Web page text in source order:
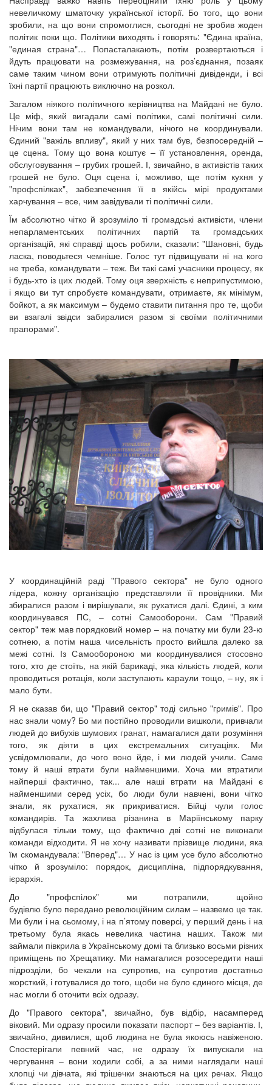
невеличкому шматочку української історії. Бо того, що вони
зробили, на що вони спромоглися, сьогодні не зробив жоден
політик поки що. Політики виходять і говорять: "Єдина країна,
"единая страна"… Попасталакають, потім розвертаються і
йдуть працювати на розмежування, на роз’єднання, позаяк
саме таким чином вони отримують політичні дивіденди, і всі
їхні партії працюють виключно на розкол.
Загалом ніякого політичного керівництва на Майдані не було.
Це міф, який вигадали самі політики, самі політичні сили.
Нічим вони там не командували, нічого не координували.
Єдиний "важіль впливу", який у них там був, безпосередній –
це сцена. Тому що вона коштує – її установлення, оренда,
обслуговування – грубих грошей. І, звичайно, в активістів таких
грошей не було. Оця сцена і, можливо, ще потім кухня у
"профспілках", забезпечення її в якійсь мірі продуктами
харчування – все, чим завідували ті політичні сили.
Їм абсолютно чітко й зрозуміло ті громадські активісти, члени
непарламентських політичних партій та громадських
організацій, які справді щось робили, сказали: "Шановні, будь
ласка, поводьтеся чемніше. Голос тут підвищувати ні на кого
не треба, командувати – теж. Ви такі самі учасники процесу, як
і будь-хто із цих людей. Тому оця зверхність є неприпустимою,
і якщо ви тут спробуєте командувати, отримаєте, як мінімум,
бойкот, а як максимум – будемо ставити питання про те, щоби
ви взагалі звідси забиралися разом зі своїми політичними
прапорами".
У координаційній раді "Правого сектора" не було одного
лідера, кожну організацію представляли її провідники. Ми
збиралися разом і вирішували, як рухатися далі. Єдині, з ким
координувався ПС, – сотні Самооборони. Сам "Правий
сектор" теж мав порядковий номер – на початку ми були 23-ю
сотнею, а потім наша чисельність просто вийшла далеко за
межі сотні. Із Самообороною ми координувалися стосовно
того, хто де стоїть, на якій барикаді, яка кількість людей, коли
проводиться ротація, коли заступають караули тощо, – ну, як і
мало бути.
Я не сказав би, що "Правий сектор" тоді сильно "гримів". Про
нас знали чому? Бо ми постійно проводили вишколи, привчали
людей до вибухів шумових гранат, намагалися дати розуміння
того, як діяти в цих екстремальних ситуаціях. Ми
усвідомлювали, до чого воно йде, і ми людей учили. Саме
тому й наші втрати були найменшими. Хоча ми втратили
найперші фактично, так... але наші втрати на Майдані є
найменшими серед усіх, бо люди були навчені, вони чітко
знали, як рухатися, як прикриватися. Бійці чули голос
командирів. Та жахлива різанина в Маріїнському парку
відбулася тільки тому, що фактично дві сотні не виконали
команди відходити. Я не хочу називати прізвище людини, яка
їм скомандувала: "Вперед"… У нас із цим усе було абсолютно
чітко й зрозуміло: порядок, дисципліна, підпорядкування,
ієрархія.
До "профспілок" ми потрапили, щойно
будівлю було передано революційним силам – назвемо це так.
Ми були і на сьомому, і на п’ятому поверсі, у перший день і на
третьому була якась невелика частина наших. Також ми
займали півкрила в Українському домі та близько восьми різних
приміщень по Хрещатику. Ми намагалися розосередити наші
підрозділи, бо чекали на супротив, на супротив достатньо
жорсткий, і готувалися до того, щоби не було єдиного місця, де
нас могли б оточити всіх одразу.
До "Правого сектора", звичайно, був відбір, насамперед
віковий. Ми одразу просили показати паспорт – без варіантів. І,
звичайно, дивилися, щоб людина не була якоюсь навіженою.
Спостерігали певний час, не одразу їх випускали на
чергування – вони ходили собі, а за ними наглядали наші
хлопці чи дівчата, які трішечки знаються на цих речах. Якщо